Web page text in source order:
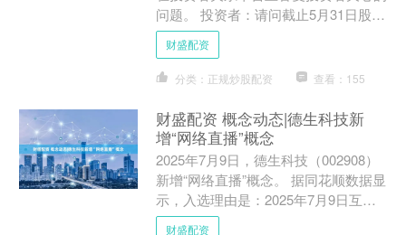
问题。 投资者：请问截止5月31日股东
人数是多少？ST瑞和董秘：投资者您
好，截至....
财盛配资
分类：正规炒股配资 查看：155
财盛配资 概念动态|德生科技新
增“网络直播”概念
2025年7月9日，德生科技（002908）
新增“网络直播”概念。 据同花顺数据显
示，入选理由是：2025年7月9日互动
易，公司数字化公共就业服务近半年平
财盛配资